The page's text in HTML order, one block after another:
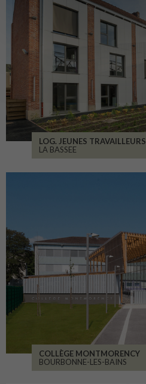
LOG. JEUNES TRAVAILLEURS
LA BASSEE
COLLÈGE MONTMORENCY
BOURBONNE-LES-BAINS